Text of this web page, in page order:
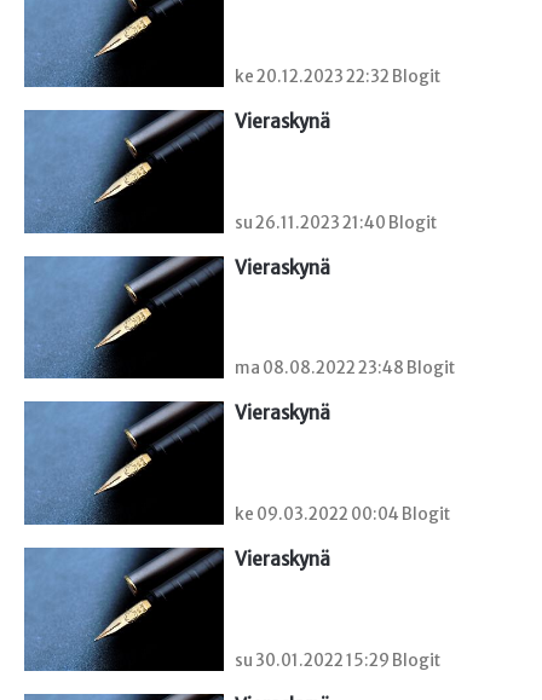
ke 20.12.2023 22:32 Blogit
Vieraskynä
su 26.11.2023 21:40 Blogit
Vieraskynä
ma 08.08.2022 23:48 Blogit
Vieraskynä
ke 09.03.2022 00:04 Blogit
Vieraskynä
su 30.01.2022 15:29 Blogit